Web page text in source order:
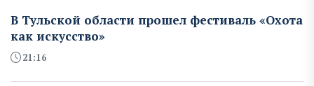
В Тульской области прошел фестиваль «Охота
как искусство»
21:16